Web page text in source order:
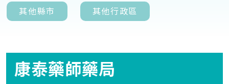
其他縣市 其他行政區
康泰藥師藥局